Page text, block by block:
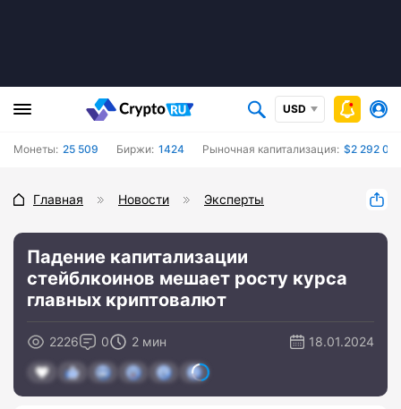
USD
Монеты: 25 509 Биржи: 1424 Рыночная капитализация: $2 292
Главная Новости Эксперты
Падение капитализации
стейблкоинов мешает росту курса
главных криптовалют
2226 0 2 мин 18.01.2024